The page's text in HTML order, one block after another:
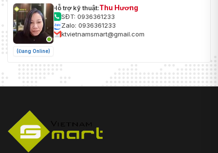
(Đang Online)
Hỗ trợ kỹ thuật:Thu Hương
SĐT: 0936361233
Zalo: 0936361233
ktvietnamsmart@gmail.com